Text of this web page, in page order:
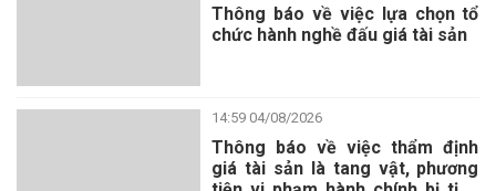
Thông báo về việc lựa chọn tổ
chức hành nghề đấu giá tài sản
14:59 04/08/2026
Thông báo về việc thẩm định
giá tài sản là tang vật, phương
Thông báo về việc lựa chọn tổ chức hành nghề đấu giá tài sản
Thông báo về việc thẩm định giá tài sản là tang vật, phương